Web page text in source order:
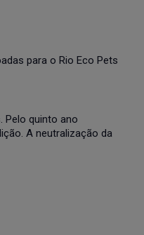
para o Rio Eco Pets
Pelo quinto ano
A neutralização da